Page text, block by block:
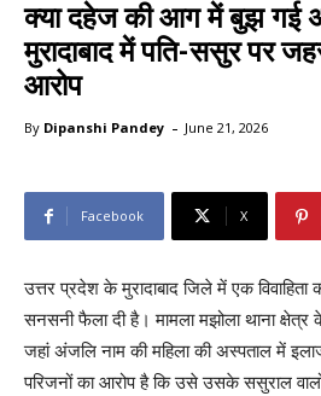
क्या दहेज की आग में बुझ गई
मुरादाबाद में पति-ससुर पर
आरोप
By Dipanshi Pandey - June 21, 2026
Facebook X
उत्तर प्रदेश के मुरादाबाद जिले में एक
सनसनी फैला दी है। मामला मझोला थाना
जहां अंजलि नाम की महिला की अस्पताल में
परिजनों का आरोप है कि उसे उसके ससुराल